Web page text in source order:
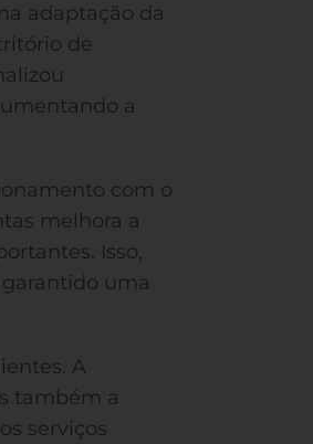
adaptação da
de
a
com o
melhora a
Isso,
uma
A
também a
serviços